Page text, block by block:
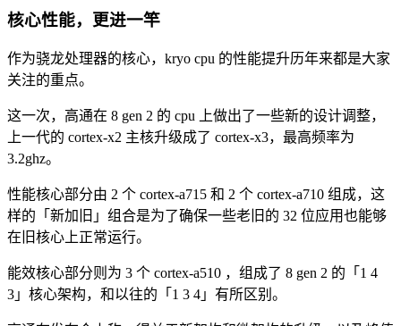
核心性能，更进一竿
作为骁龙处理器的核心，kryo cpu 的性能提升历年来都是大家
关注的重点。
这一次，高通在 8 gen 2 的 cpu 上做出了一些新的设计调整，
上一代的 cortex-x2 主核升级成了 cortex-x3，最高频率为
3.2ghz。
性能核心部分由 2 个 cortex-a715 和 2 个 cortex-a710 组成，这
样的「新加旧」组合是为了确保一些老旧的 32 位应用也能够
在旧核心上正常运行。
能效核心部分则为 3 个 cortex-a510 ，组成了 8 gen 2 的「1 4
3」核心架构，和以往的「1 3 4」有所区别。